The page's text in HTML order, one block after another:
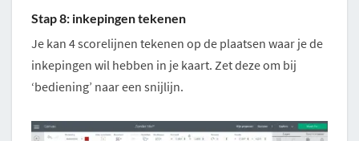
Stap 8: inkepingen tekenen
Je kan 4 scorelijnen tekenen op de plaatsen waar je de
inkepingen wil hebben in je kaart. Zet deze om bij
‘bediening’ naar een snijlijn.